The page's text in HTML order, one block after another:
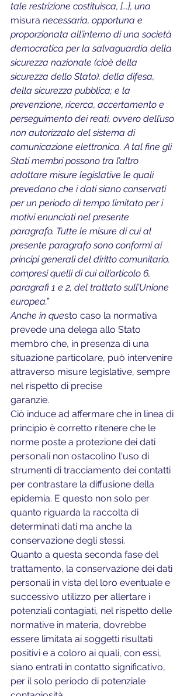
tale restrizione costituisca, [...], una
misura necessaria, opportuna e
proporzionata all’interno di una società
democratica per la salvaguardia della
sicurezza nazionale (cioè della
sicurezza dello Stato), della difesa,
della sicurezza pubblica; e la
prevenzione, ricerca, accertamento e
perseguimento dei reati, ovvero dell’uso
non autorizzato del sistema di
comunicazione elettronica. A tal fine gli
Stati membri possono tra l’altro
adottare misure legislative le quali
prevedano che i dati siano conservati
per un periodo di tempo limitato per i
motivi enunciati nel presente
paragrafo. Tutte le misure di cui al
presente paragrafo sono conformi ai
principi generali del diritto comunitario,
compresi quelli di cui all’articolo 6,
paragrafi 1 e 2, del trattato sull’Unione
europea.”
Anche in questo caso la normativa
prevede una delega allo Stato
membro che, in presenza di una
situazione particolare, può intervenire
attraverso misure legislative, sempre
nel rispetto di precise
garanzie.
Ciò induce ad affermare che in linea di
principio è corretto ritenere che le
norme poste a protezione dei dati
personali non ostacolino l'uso di
strumenti di tracciamento dei contatti
per contrastare la diffusione della
epidemia. E questo non solo per
quanto riguarda la raccolta di
determinati dati ma anche la
conservazione degli stessi.
Quanto a questa seconda fase del
trattamento, la conservazione dei dati
personali in vista del loro eventuale e
successivo utilizzo per allertare i
potenziali contagiati, nel rispetto delle
normative in materia, dovrebbe
essere limitata ai soggetti risultati
positivi e a coloro ai quali, con essi,
siano entrati in contatto significativo,
per il solo periodo di potenziale